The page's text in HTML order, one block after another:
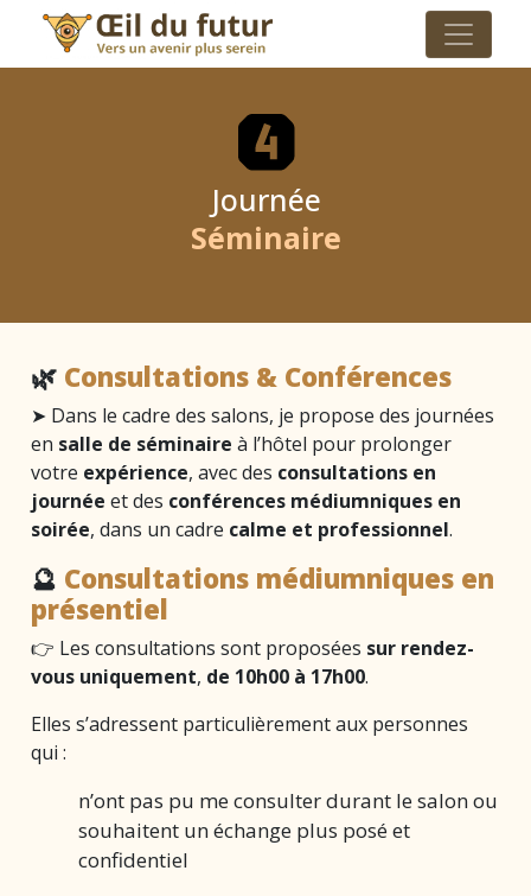
Journée
Séminaire
🌿 Consultations & Conférences
➤ Dans le cadre des salons, je propose des journées
en salle de séminaireà l’hôtel pour prolonger
votre expérience, avec des consultations en
journée et des conférences médiumniques en
soirée, dans un cadre calme et professionnel.
🔮 Consultations médiumniques en
présentiel
👉 Les consultations sont proposées sur rendez-
vous uniquement, de 10h00 à 17h00.
Elles s’adressent particulièrement aux personnes
qui :
n’ont pas pu me consulter durant le salon ou
souhaitent un échange plus posé et
confidentiel